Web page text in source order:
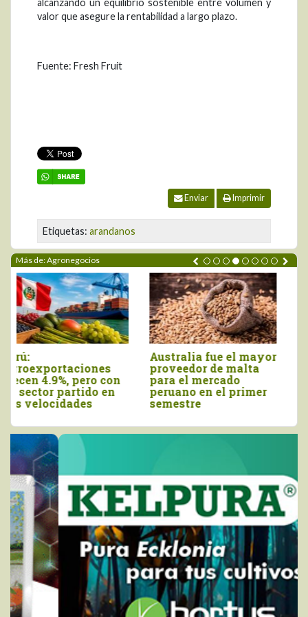
valor que asegure la rentabilidad a largo plazo.
Fuente: Fresh Fruit
Enviar Imprimir
Etiquetas: arandanos
Más de: Agronegocios
Agroexportaciones no
tradicionales de Perú
a Estados Unidos
cayeron en valor 17%
Declaran el segundo
viernes de agosto
como el Día Nacional
de la Chirimoya